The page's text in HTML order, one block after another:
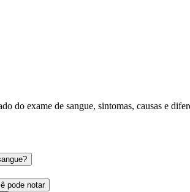
do exame de sangue, sintomas, causas e
pode notar